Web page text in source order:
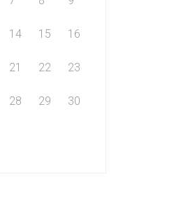
14 15 16
21 22 23
28 29 30